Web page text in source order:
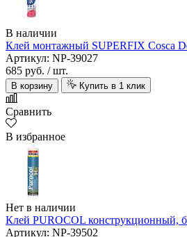
В наличии
Клей монтажный SUPERFIX Cosca
Артикул: NP-39027
685 руб. / шт.
В корзину Купить в 1 клик
Сравнить
В избранное
Нет в наличии
Клей PUROCOL конструкционный,
Артикул: NP-39502